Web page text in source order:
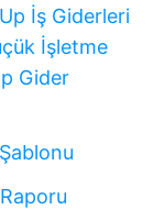
İş Giderleri
İşletme
Gider